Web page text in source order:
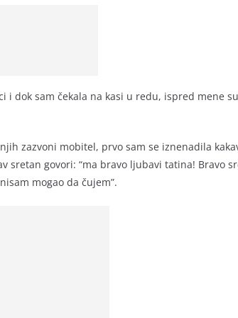
i dok sam čekala na kasi u redu, ispred mene
zazvoni mobitel, prvo sam se iznenadila
sretan govori: “ma bravo ljubavi tatina! Bravo
mogao da čujem”.